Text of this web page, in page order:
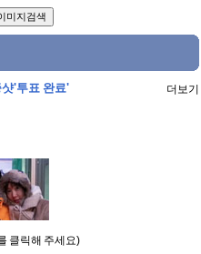
'투표 완료' 더보기
클릭해 주세요)